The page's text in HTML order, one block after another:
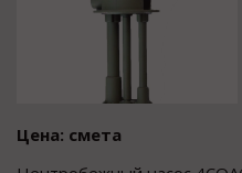
Цена: смета